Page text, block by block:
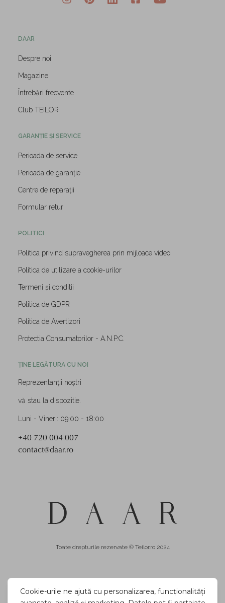
DAAR
Despre noi
Magazine
Întrebări frecvente
Club TEILOR
GARANȚIE ȘI SERVICE
Perioada de service
Perioada de garanție
Centre de reparații
Formular retur
POLITICI
Politica privind supravegherea prin mijloace video
Politica de utilizare a cookie-urilor
Termeni și conditii
Politica de GDPR
Politica de Avertizori
Protectia Consumatorilor - A.N.P.C.
ȚINE LEGĂTURA CU NOI
Reprezentanții noștri
vă stau la dispozitie.
Luni - Vineri: 09:00 - 18:00
+40 720 004 007
contact@daar.ro
Toate drepturile rezervate © Teilor.ro 2024